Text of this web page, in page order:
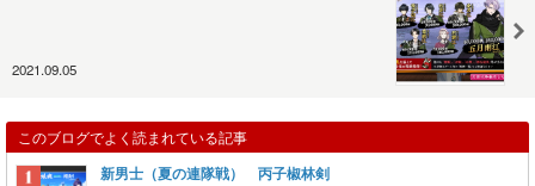
2021.09.05
このブログでよく読まれている記事
新男士（夏の連隊戦） 丙子椒林剣